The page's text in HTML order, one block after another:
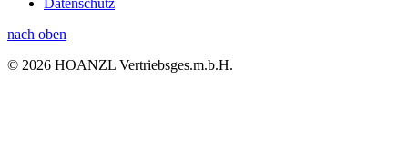
Datenschutz
nach oben
© 2026 HOANZL Vertriebsges.m.b.H.